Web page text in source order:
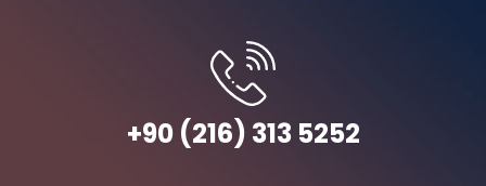
+90 (216) 313 5252